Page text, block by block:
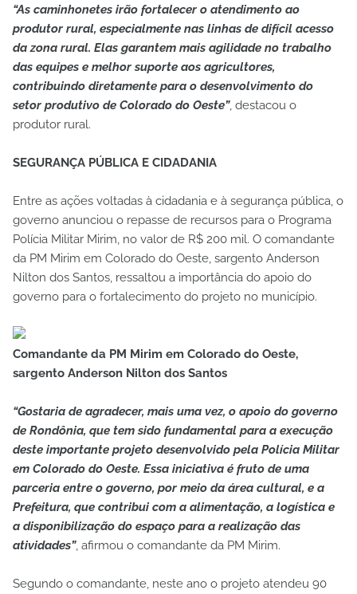
“As caminhonetes irão fortalecer o atendimento ao
produtor rural, especialmente nas linhas de difícil acesso
da zona rural. Elas garantem mais agilidade no trabalho
das equipes e melhor suporte aos agricultores,
contribuindo diretamente para o desenvolvimento do
setor produtivo de Colorado do Oeste”, destacou o
produtor rural.
SEGURANÇA PÚBLICA E CIDADANIA
Entre as ações voltadas à cidadania e à segurança pública, o
governo anunciou o repasse de recursos para o Programa
Polícia Militar Mirim, no valor de R$ 200 mil. O comandante
da PM Mirim em Colorado do Oeste, sargento Anderson
Nilton dos Santos, ressaltou a importância do apoio do
governo para o fortalecimento do projeto no município.
Comandante da PM Mirim em Colorado do Oeste,
sargento Anderson Nilton dos Santos
“Gostaria de agradecer, mais uma vez, o apoio do governo
de Rondônia, que tem sido fundamental para a execução
deste importante projeto desenvolvido pela Polícia Militar
em Colorado do Oeste. Essa iniciativa é fruto de uma
parceria entre o governo, por meio da área cultural, e a
Prefeitura, que contribui com a alimentação, a logística e
a disponibilização do espaço para a realização das
atividades”, afirmou o comandante da PM Mirim.
Segundo o comandante, neste ano o projeto atendeu 90